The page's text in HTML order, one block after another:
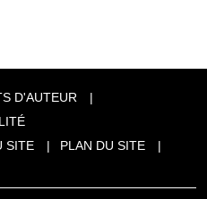
D'AUTEUR
SITE
PLAN DU SITE